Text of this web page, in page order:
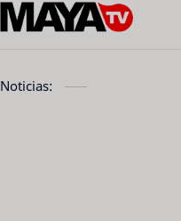
Noticias: